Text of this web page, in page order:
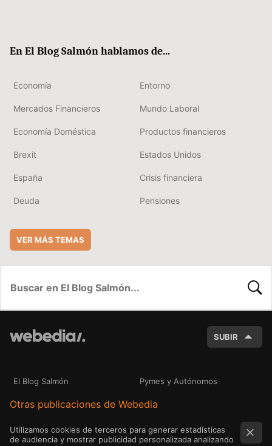
En El Blog Salmón hablamos de...
Economía Entorno
Mercados Financieros Mundo Laboral
Economía Doméstica Productos financieros
Brexit Estados Unidos
España Crisis financiera
Deuda Pensiones
VER MÁS TEMAS
SUBIR
El Blog Salmón Pymes y Autónomos
Otras publicaciones de Webedia
Utilizamos cookies de terceros para generar estadísticas
de audiencia y mostrar publicidad personalizada analizando